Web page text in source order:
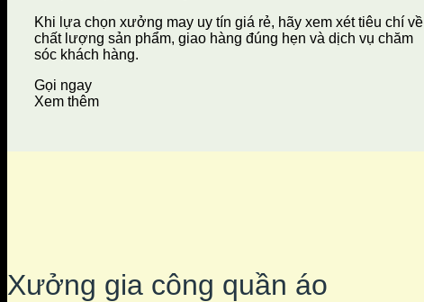
Khi lựa chọn xưởng may uy tín giá rẻ, hãy xem xét tiêu chí về
chất lượng sản phẩm, giao hàng đúng hẹn và dịch vụ chăm
sóc khách hàng.
Gọi ngay
Xem thêm
Xưởng gia công quần áo